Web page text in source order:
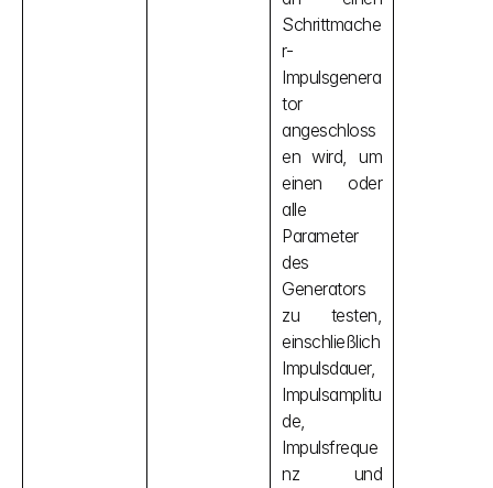
Schrittmache
r-
Impulsgenera
tor
angeschloss
en wird, um
einen oder
alle
Parameter
des
Generators
zu testen,
einschließlich
Impulsdauer,
Impulsamplitu
de,
Impulsfreque
nz und